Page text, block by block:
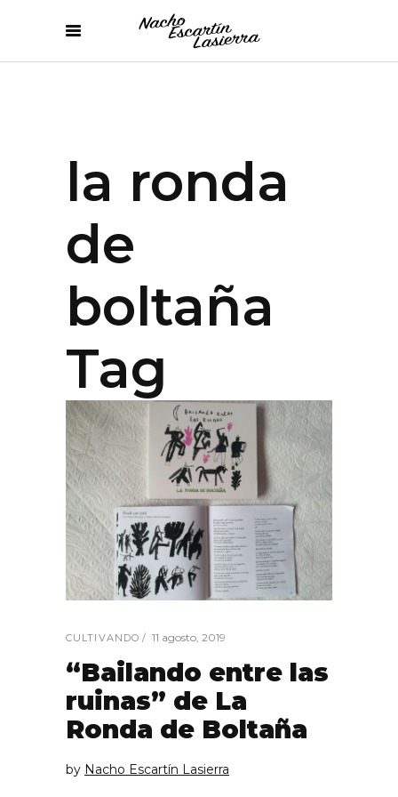
la ronda
de
boltaña
Tag
CULTIVANDO 11 agosto, 2019
“Bailando entre las
ruinas” de La
Ronda de Boltaña
by Nacho Escartín Lasierra